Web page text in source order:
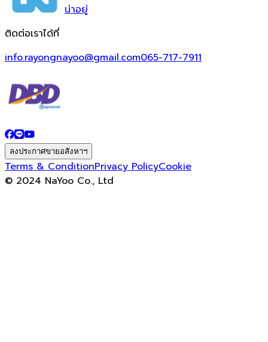
น่าอยู่
ติดต่อเราได้ที่
info.rayongnayoo@gmail.com065-717-7911
ลงประกาศขายอสังหาฯ
Terms & ConditionPrivacy PolicyCookie
© 2024 NaYoo Co., Ltd